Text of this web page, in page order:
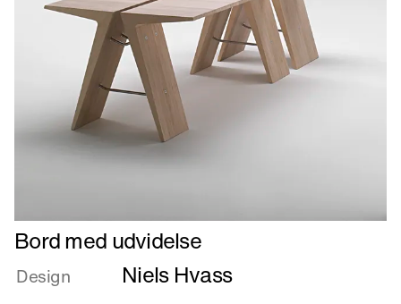
Læs
mere
om
Bord med udvidelse
Design Niels Hvass